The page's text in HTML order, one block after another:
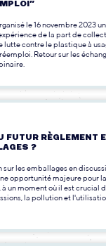
le 16 novembre 2023
de la part de
lutte contre le plastique à
Retour sur les
FUTUR RÈGLEMENT
?
les emballages en
opportunité majeure pour
un moment où il est crucial
la pollution et